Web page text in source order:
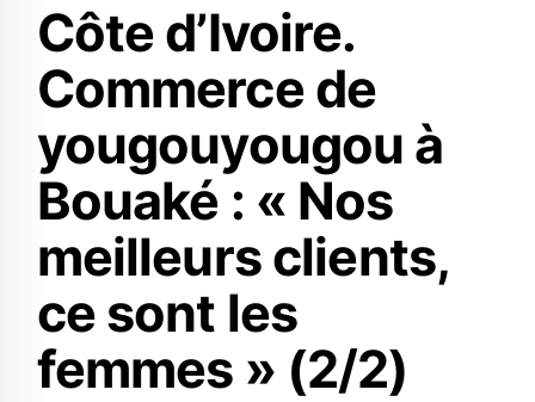
Côte d’Ivoire.
Commerce de
yougouyougou à
Bouaké : « Nos
meilleurs clients,
ce sont les
femmes » (2/2)